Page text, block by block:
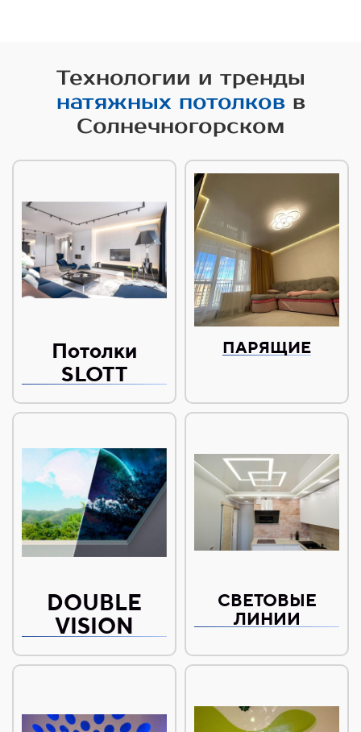
Технологии и тренды
натяжных потолковв
Солнечногорском
Потолки
SLOTT
ПАРЯЩИЕ
DOUBLE
VISION
СВЕТОВЫЕ
ЛИНИИ